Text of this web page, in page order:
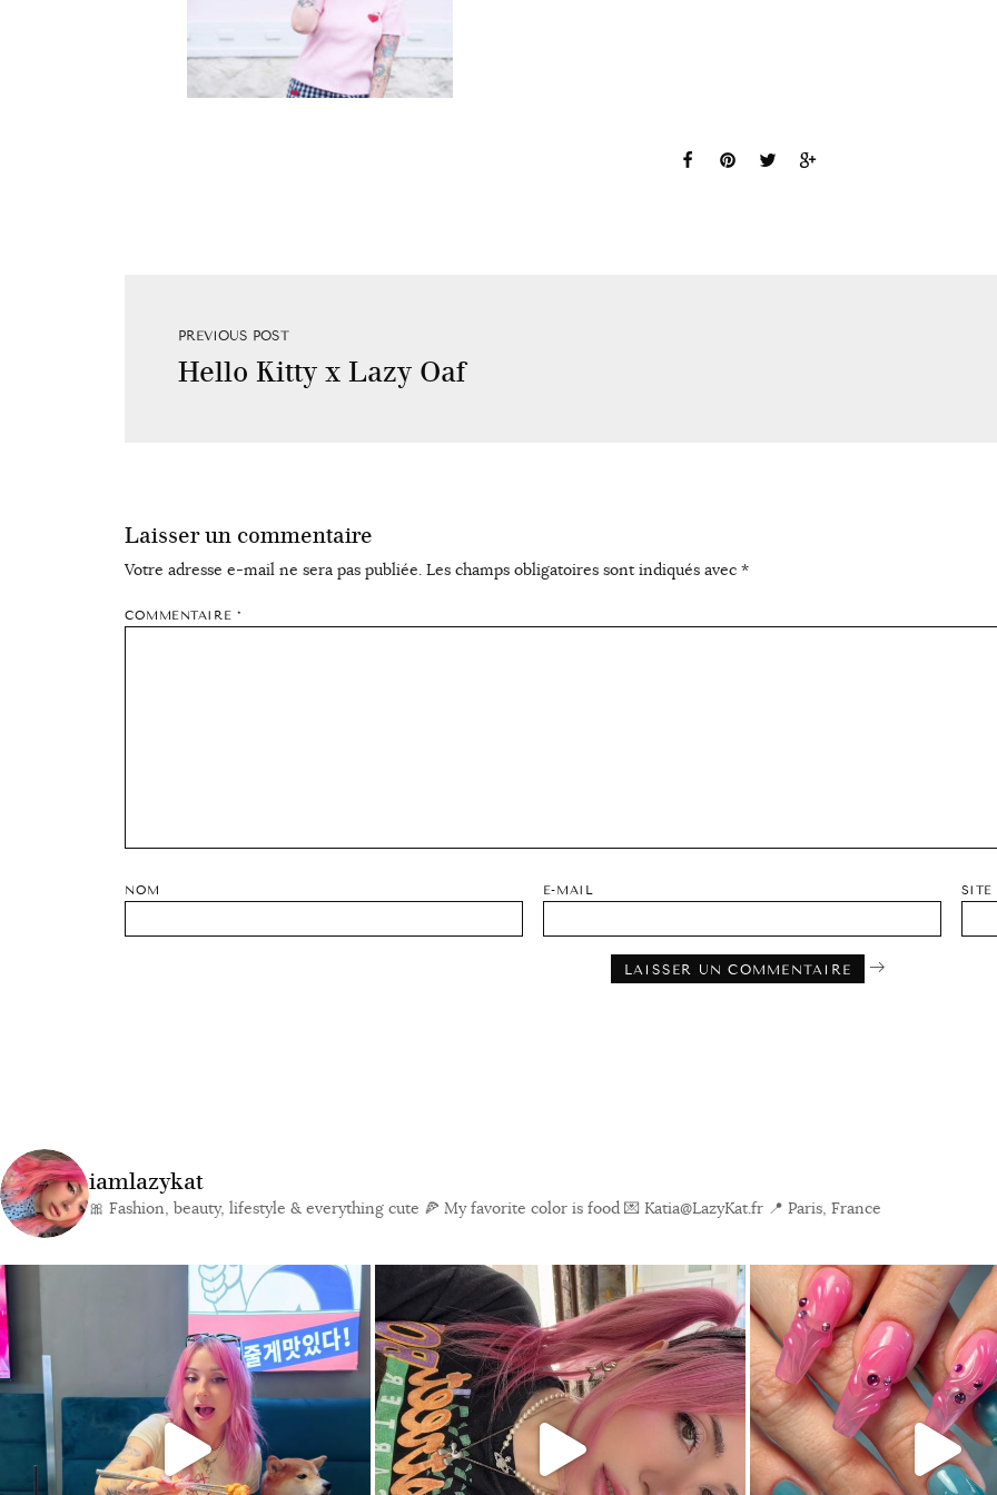
PREVIOUS POST
Hello Kitty x Lazy Oaf
Laisser un commentaire
Votre adresse e-mail ne sera pas publiée. Les champs obligatoires sont indiqués avec *
COMMENTAIRE *
NOM E-MAIL SITE
iamlazykat
🎀 Fashion, beauty, lifestyle & everything cute 🍕 My favorite color is food 💌 Katia@LazyKat.fr 📍 Paris, France